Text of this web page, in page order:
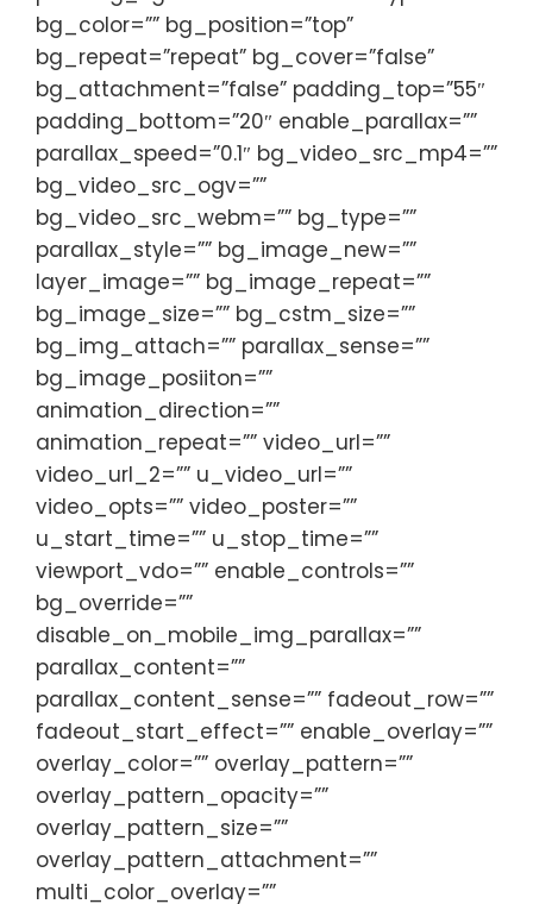
bg_color=”” bg_position=”top”
bg_repeat=”repeat” bg_cover=”false”
bg_attachment=”false” padding_top=”55″
padding_bottom=”20″ enable_parallax=””
parallax_speed=”0.1″ bg_video_src_mp4=””
bg_video_src_ogv=””
bg_video_src_webm=”” bg_type=””
parallax_style=”” bg_image_new=””
layer_image=”” bg_image_repeat=””
bg_image_size=”” bg_cstm_size=””
bg_img_attach=”” parallax_sense=””
bg_image_posiiton=””
animation_direction=””
animation_repeat=”” video_url=””
video_url_2=”” u_video_url=””
video_opts=”” video_poster=””
u_start_time=”” u_stop_time=””
viewport_vdo=”” enable_controls=””
bg_override=””
disable_on_mobile_img_parallax=””
parallax_content=””
parallax_content_sense=”” fadeout_row=””
fadeout_start_effect=”” enable_overlay=””
overlay_color=”” overlay_pattern=””
overlay_pattern_opacity=””
overlay_pattern_size=””
overlay_pattern_attachment=””
multi_color_overlay=””